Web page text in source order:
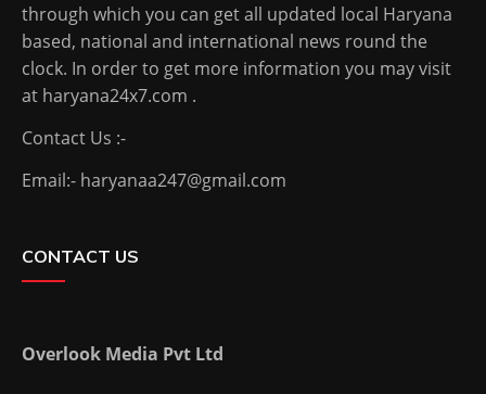
through which you can get all updated local Haryana
based, national and international news round the
clock. In order to get more information you may visit
at haryana24x7.com .
Contact Us :-
Email:- haryanaa247@gmail.com
CONTACT US
Overlook Media Pvt Ltd